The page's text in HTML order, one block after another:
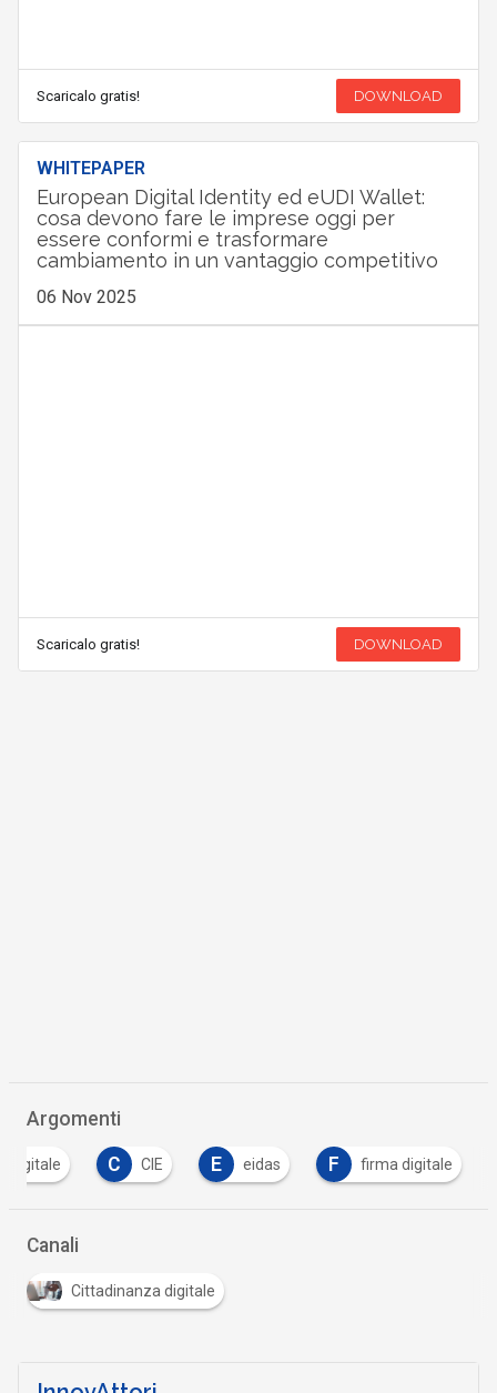
Scaricalo gratis! DOWNLOAD
WHITEPAPER
European Digital Identity ed eUDI Wallet:
cosa devono fare le imprese oggi per
essere conformi e trasformare
cambiamento in un vantaggio competitivo
06 Nov 2025
Scaricalo gratis! DOWNLOAD
Argomenti
Digitale C CIE E eidas F firma digitale
Canali
Cittadinanza digitale